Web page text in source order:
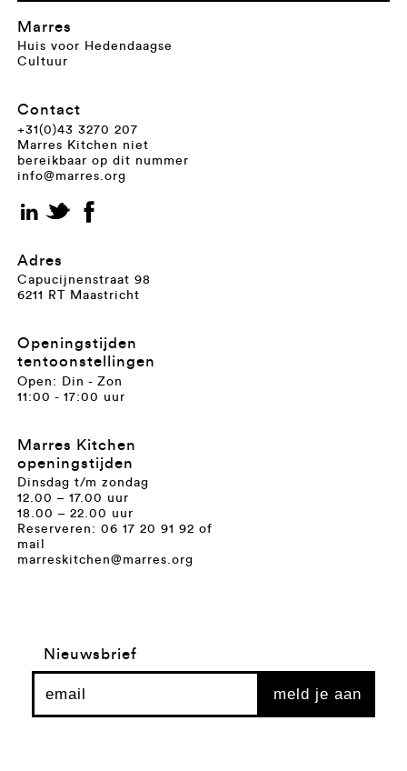
Marres
Huis voor Hedendaagse
Cultuur
Contact
+31(0)43 3270 207
Marres Kitchen niet
bereikbaar op dit nummer
info@marres.org
Adres
Capucijnenstraat 98
6211 RT Maastricht
Openingstijden
tentoonstellingen
Open: Din - Zon
11:00 - 17:00 uur
Marres Kitchen
openingstijden
Dinsdag t/m zondag
12.00 – 17.00 uur
18.00 – 22.00 uur
Reserveren: 06 17 20 91 92 of
mail
marreskitchen@marres.org
Nieuwsbrief